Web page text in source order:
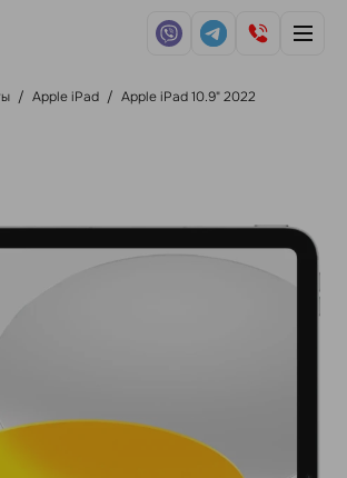
/ Apple iPad / Apple iPad 10.9" 2022